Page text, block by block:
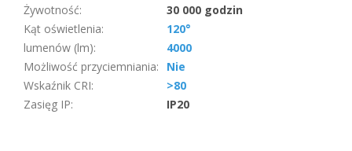
Żywotność:
30 000 godzin
Kąt oświetlenia:
120°
lumenów (lm):
4000
Możliwość przyciemniania:
Nie
Wskaźnik CRI:
>80
Zasięg IP: IP20